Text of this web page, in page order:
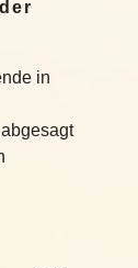
in